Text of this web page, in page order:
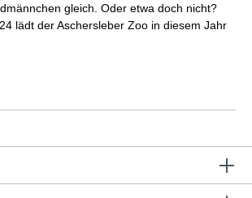
gleich. Oder etwa doch nicht?
lädt der Aschersleber Zoo in diesem Jahr